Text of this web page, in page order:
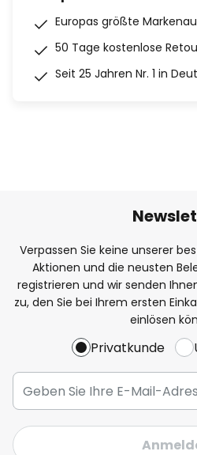
Europas größte
50 Tage kostenlose
Seit 25 Jahren Nr. 1 in
Verpassen Sie keine unserer
Aktionen und die neusten
registrieren und wir senden
zu, den Sie bei Ihrem ersten
einlösen
Privatkunde